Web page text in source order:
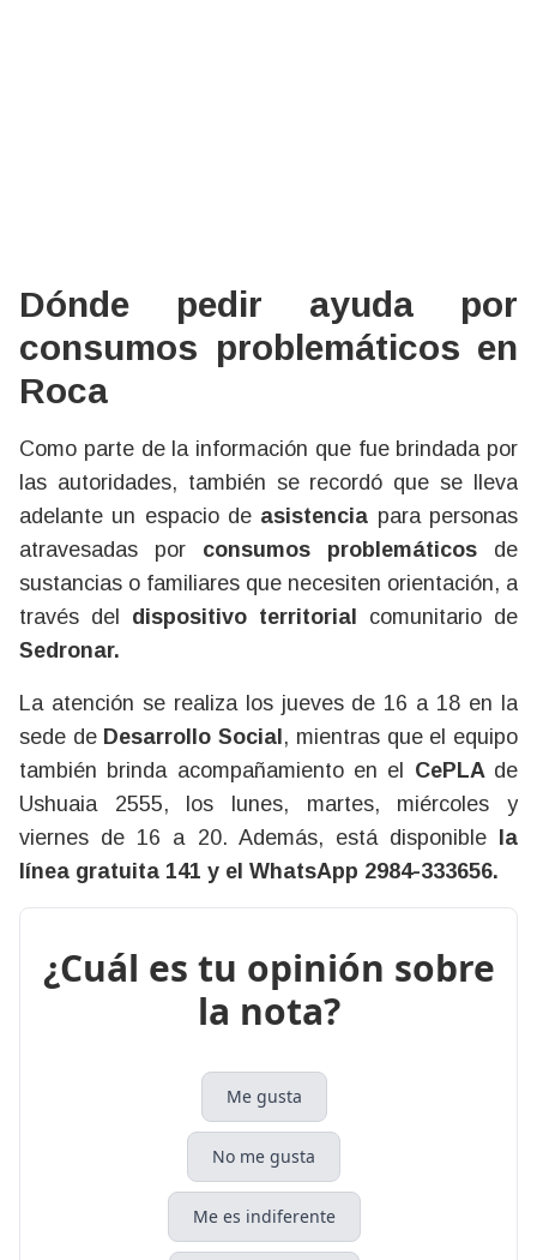
Dónde pedir ayuda por
consumos problemáticos en
Roca
Como parte de la información que fue brindada por
las autoridades, también se recordó que se lleva
adelante un espacio de asistencia para personas
atravesadas por consumos problemáticos de
sustancias o familiares que necesiten orientación, a
través del dispositivo territorial
comunitario de
Sedronar.
La atención se realiza los jueves de 16 a 18 en la
sede de Desarrollo Social , mientras que el equipo
también brinda acompañamiento en el CePLA de
Ushuaia 2555, los lunes, martes, miércoles y
viernes de 16 a 20. Además, está disponible
la
línea gratuita 141 y el WhatsApp 2984-333656.
¿Cuál es tu opinión sobre
la nota?
Me gusta
No me gusta
Me es indiferente